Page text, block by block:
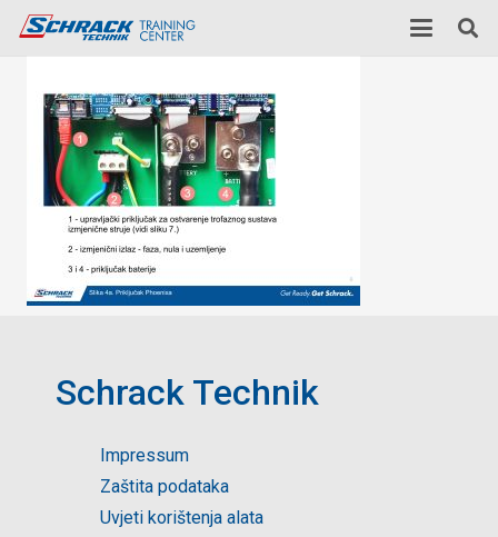
Schrack Technik
Impressum
Zaštita podataka
Uvjeti korištenja alata